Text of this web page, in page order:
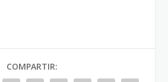
COMPARTIR: